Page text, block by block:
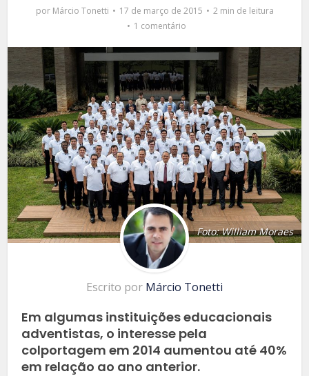
por Márcio Tonetti 17 de março de 2015
2 min de leitura
1 comentário
Foto: William Moraes
Escrito por Márcio Tonetti
Em algumas instituições educacionais
adventistas, o interesse pela
colportagem em 2014 aumentou até 40%
em relação ao ano anterior.